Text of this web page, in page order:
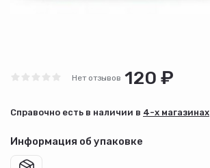
Нет отзывов 120 ₽
Cправочно есть в наличии в 4-х магазинах
Информация об упаковке